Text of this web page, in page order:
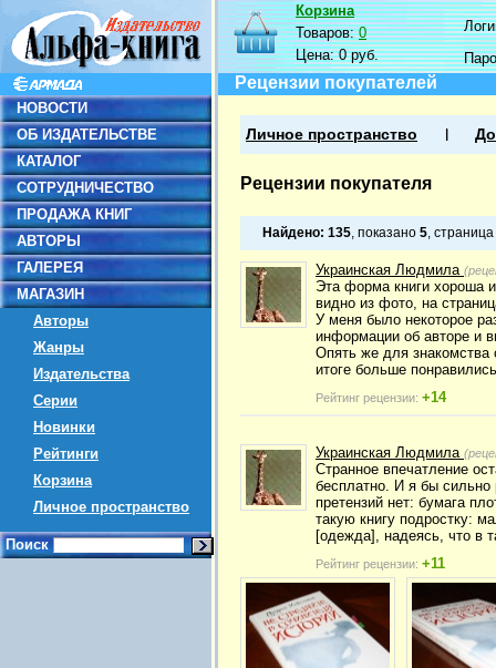
НОВОСТИ
ОБ ИЗДАТЕЛЬСТВЕ
КАТАЛОГ
СОТРУДНИЧЕСТВО
ПРОДАЖА КНИГ
АВТОРЫ
ГАЛЕРЕЯ
МАГАЗИН
Авторы
Жанры
Издательства
Серии
Новинки
Рейтинги
Корзина
Личное пространство
Поиск
Корзина
Товаров:0
Цена:0 руб.
Рецензии покупателей
Личное пространство
Рецензии покупателя
Найдено: 135, показано 5, страница
Украинская Людмила
Эта форма книги хороша
видно из фото, на
У меня было некоторое
информации об авторе и
Опять же для знакомства
итоге больше
Рейтинг рецензии: +14
Украинская Людмила
Странное впечатление
бесплатно. И я бы сильно
претензий нет: бумага
такую книгу подростку:
[одежда], надеясь, что в
Рейтинг рецензии: +11